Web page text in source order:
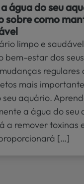
sobre como
limpo e
bem-estar dos
regulares
mais
aquário.
a água do seu
a remover toxinas
[…]